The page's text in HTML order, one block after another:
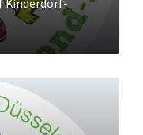
Kinderdorf-